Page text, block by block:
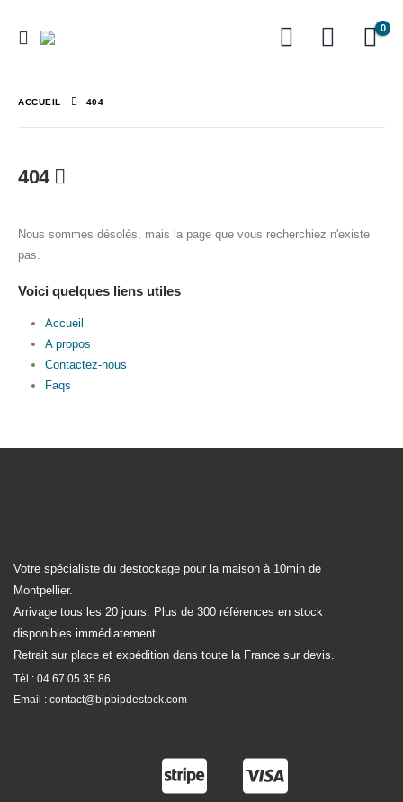
0
ACCUEIL 404
404
Nous sommes désolés, mais la page que vous recherchiez n'existe
pas.
Voici quelques liens utiles
Accueil
A propos
Contactez-nous
Faqs
Votre spécialiste du destockage pour la maison à 10min de
Montpellier.
Arrivage tous les 20 jours. Plus de 300 références en stock
disponibles immédiatement.
Retrait sur place et expédition dans toute la France sur devis.
Tèl : 04 67 05 35 86
Email : contact@bipbipdestock.com